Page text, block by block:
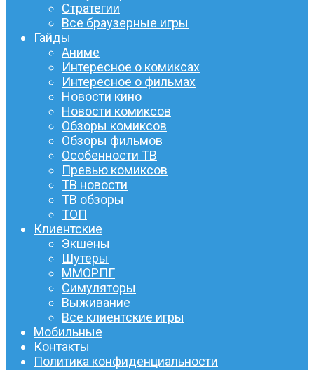
Стратегии
Все браузерные игры
Гайды
Аниме
Интересное о комиксах
Интересное о фильмах
Новости кино
Новости комиксов
Обзоры комиксов
Обзоры фильмов
Особенности ТВ
Превью комиксов
ТВ новости
ТВ обзоры
ТОП
Клиентские
Экшены
Шутеры
ММОРПГ
Симуляторы
Выживание
Все клиентские игры
Мобильные
Контакты
Политика конфиденциальности